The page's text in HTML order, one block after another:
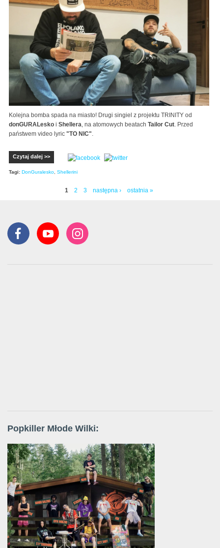
Kolejna bomba spada na miasto! Drugi singiel z projektu TRINITY od
donGURALesko i Shellera, na atomowych beatach Tailor Cut. Przed
państwem video lyric "TO NIC".
Czytaj dalej >>
Tagi: DonGuralesko, Shellerini
1 2 3 następna › ostatnia »
Popkiller Młode Wilki: